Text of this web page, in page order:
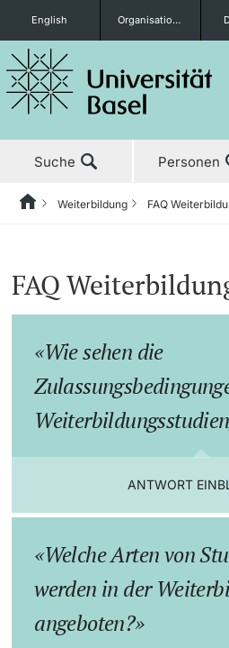
weitere Informationen
English Organisationseinheiten
Suche Personen
Studium
Forschung
Lehre
Studienangebot
Insights Weiterbildung
Infoveranstaltungen & Events
Informationen & Materialien
HomeZurückWeiterbildung FAQ
FAQ
Wie sehen die
ANTWORT
Welche Arten von
werden in der
angeboten?